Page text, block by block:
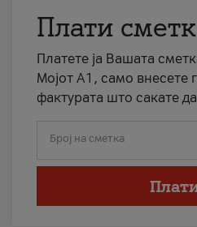
Плати
Платете ја Вашата
Мојот А1, само внесете
фактурата што сакате да
Број на сметка